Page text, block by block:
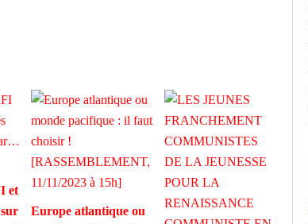
et
Europe atlantique ou